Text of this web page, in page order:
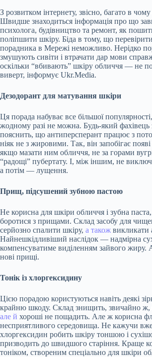
З розвитком інтернету, звісно, багато в
Швидше знаходиться інформація про що
психолога, будівництво та ремонт, як
поліпшити шкіру. Біда в тому, що
порадника в Мережі неможливо. Нерідко
змушують сивіти і втрачати дар мови
оскільки “вбивають” шкіру обличчя — не
виверт, інформує Ukr.Media.
Дезодорант для матування шкіри
Ця порада набуває все більшої
жодному разі не можна. Будь-який фахівець
пояснить, що антиперсперант працює з
ніяк не з жировими. Так, він запобігає
якщо мазати ним обличчя, не за горами
“радощі” пубертату. І, між іншим, не
а потім — лущення.
Прищ, підсушений зубною пастою
Не корисна для шкіри обличчя і зубна
боротися з прищами. Склад засобу для
серйозно спалити шкіру, а також викликати
Найнешкідливіший наслідок — надмірна
компенсуватиме виділенням зайвого жиру.
нові прищі.
Тонік із хлоргексидину
Цією порадою користуються навіть деякі
крайню шкоду. Склад знищить, звичайно ж,
але й хороші не пощадить. Але ж корисна
несприятливого середовища. Не кажучи
хлоргексидин робить шкіру тоншою і
призводить до швидшого старіння. Краще
тоніком, створеним спеціально для шкіри